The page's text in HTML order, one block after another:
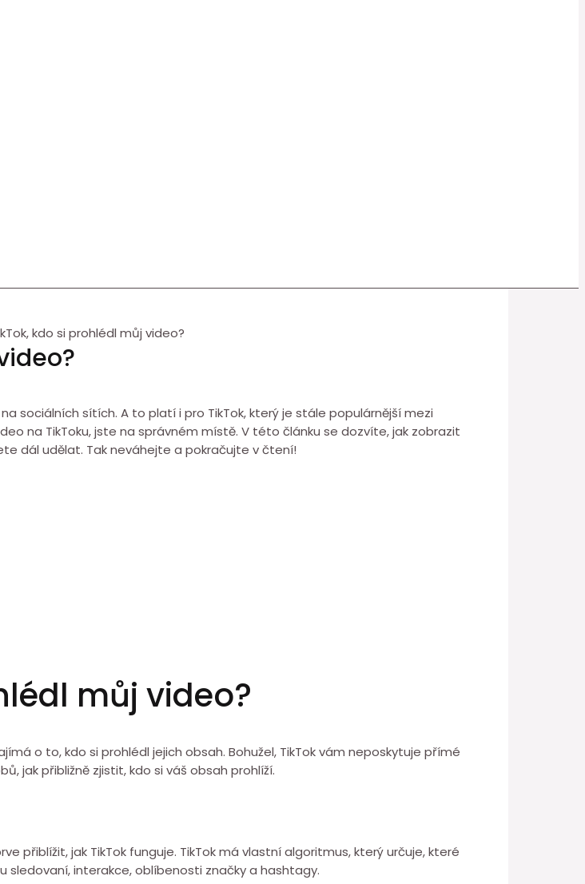
kdo si prohlédl můj video?
sociálních sítích. A to platí i pro TikTok, který je stále populárnější mezi
na TikToku, jste na správném místě. V této článku se dozvíte, jak zobrazit
dál udělat. Tak neváhejte a pokračujte v čtení!
můj video?
o to, kdo si prohlédl jejich obsah. Bohužel, TikTok vám neposkytuje přímé
jak přibližně zjistit, kdo si váš obsah prohlíží.
přiblížit, jak TikTok funguje. TikTok má vlastní algoritmus, který určuje, které
sledovaní, interakce, oblíbenosti značky a hashtagy.